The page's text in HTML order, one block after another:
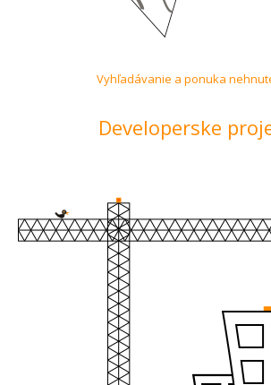
Vyhľadávanie a ponuka
Developerske